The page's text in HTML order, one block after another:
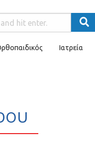
Ιατρεία